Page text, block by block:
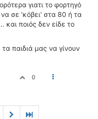
γιατι το φορτηγό
σε 'κόβει' στα 80 ή τα
ποιός δεν είδε το
παιδιά μας να γίνουν
0